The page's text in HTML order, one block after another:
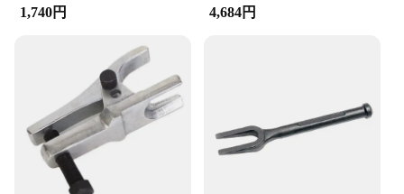
1,740円 4,684円